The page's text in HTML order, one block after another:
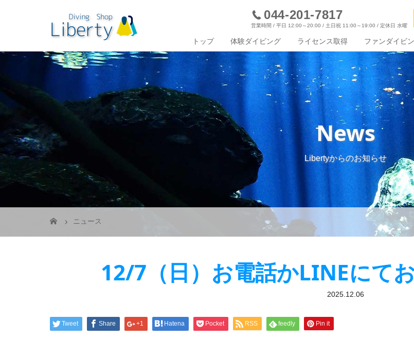
044-201-7817
営業時間 / 平日 12:00～20:00 / 土日祝 11:00～19:00 / 定休日 水曜
トップ 体験ダイビング ライセンス取得 ファンダイビ
News
Libertyからのお知らせ
ニュース
12/7（日）お電話かLINEにて
2025.12.06
Tweet Share +1 Hatena Pocket RSS feedly Pin it